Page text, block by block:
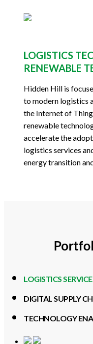
LOGISTICS
RENEWABLE
Hidden Hill is
to modern logistics
the Internet of
renewable
accelerate the
logistics services
energy transition
LOGISTICS
DIGITAL SUPPLY
TECHNOLOGY